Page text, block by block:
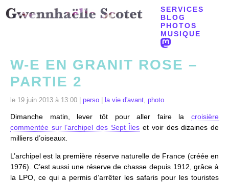
SERVICES
BLOG
PHOTOS
MUSIQUE
W-E EN GRANIT ROSE –
PARTIE 2
le 19 juin 2013 à 13:00 | perso la vie d'avant photo
Dimanche matin, lever tôt pour aller faire la croisière
commentée sur l’archipel des Sept Îles et voir des dizaines de
milliers d’oiseaux.
L’archipel est la première réserve naturelle de France (créée en
1976). C’est aussi une réserve de chasse depuis 1912, grâce à
la LPO, ce qui a permis d’arrêter les safaris pour les touristes